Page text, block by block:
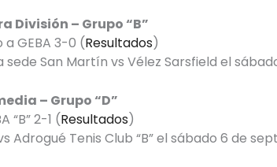
División – Grupo “B”
GEBA 3-0 (Resultados)
San Martín vs Vélez Sarsfield el
– Grupo “D”
“B” 2-1 (Resultados)
Adrogué Tenis Club “B” el sábado 6 de